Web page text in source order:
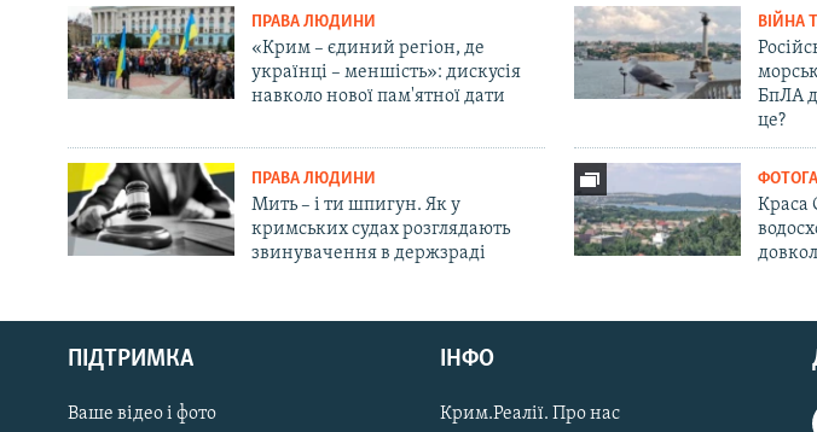
Русский
Qırımtatar
ДОЛУЧАЙСЯ!
ПРАВА ЛЮДИНИ
«Крим – єдиний регіон, де
українці – меншість»: дискусія
навколо нової пам'ятної дати
ВІЙНА
БпЛА
це?
ПРАВА ЛЮДИНИ
Мить – і ти шпигун. Як у
кримських судах розглядають
звинувачення в держзраді
Краса
ПІДТРИМКА
Ваше відео і фото
ІНФО
Крим.Реалії. Про нас